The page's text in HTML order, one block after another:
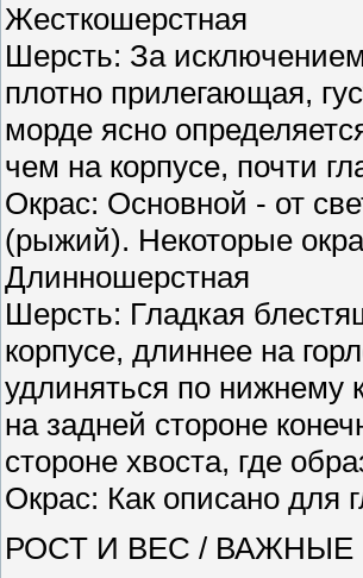
Жесткошерстная
Шерсть: За
плотно прилегающая,
морде ясно
чем на корпусе, почти
Окрас: Основной - от
(рыжий). Некоторые
Длинношерстная
Шерсть: Гладкая
корпусе, длиннее на
удлиняться по
на задней стороне
стороне хвоста, где
Окрас: Как описано для
РОСТ И ВЕС /